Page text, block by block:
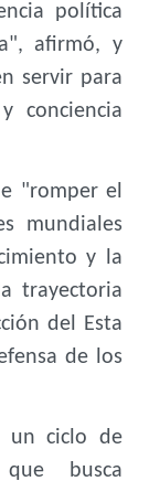
política
afirmó, y
servir para
conciencia
"romper el
mundiales
y la
trayectoria
del Esta
de los
un ciclo de
que busca